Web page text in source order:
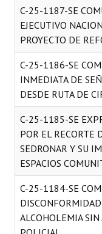
C-25-1187-SE
EJECUTIVO
PROYECTO DE
C-25-1186-SE
INMEDIATA DE
DESDE RUTA DE
C-25-1185-SE
POR EL RECORTE
SEDRONAR Y SU
ESPACIOS
C-25-1184-SE
ALCOHOLEMIA